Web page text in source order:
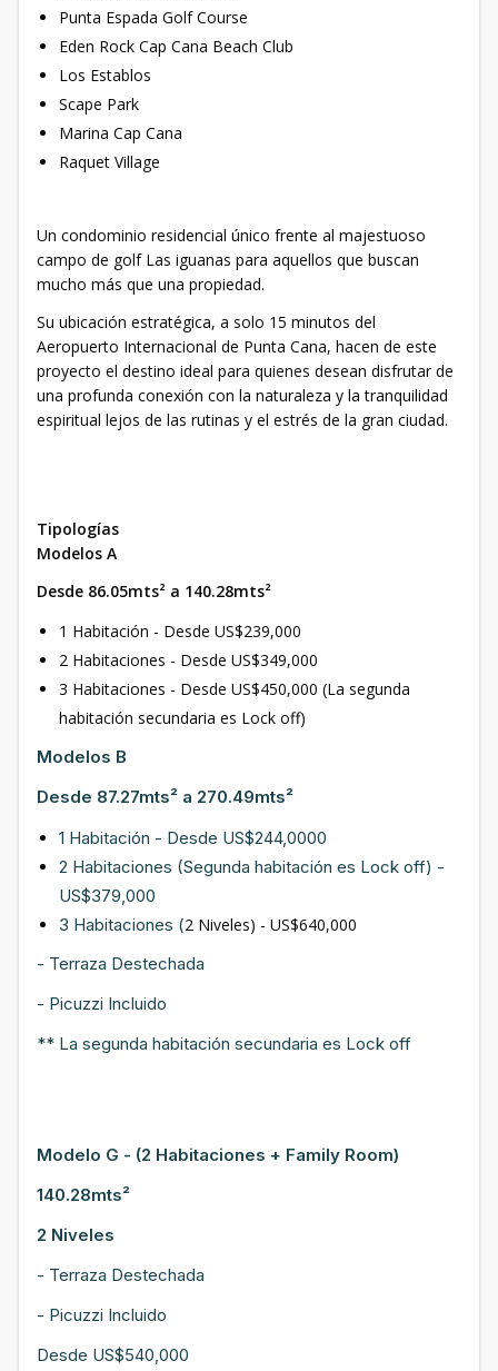
Punta Espada Golf Course
Eden Rock Cap Cana Beach Club
Los Establos
Scape Park
Marina Cap Cana
Raquet Village
Un condominio residencial único frente al majestuoso
campo de golf Las iguanas para aquellos que buscan
mucho más que una propiedad.
Su ubicación estratégica, a solo 15 minutos del
Aeropuerto Internacional de Punta Cana, hacen de este
proyecto el destino ideal para quienes desean disfrutar de
una profunda conexión con la naturaleza y la tranquilidad
espiritual lejos de las rutinas y el estrés de la gran ciudad.
Tipologías
Modelos A
Desde 86.05mts² a 140.28mts²
1 Habitación - Desde US$239,000
2 Habitaciones - Desde US$349,000
3 Habitaciones - Desde US$450,000 (La segunda
habitación secundaria es Lock off)
Modelos B
Desde 87.27mts² a 270.49mts²
1 Habitación - Desde US$244,0000
2 Habitaciones (Segunda habitación es Lock off) -
US$379,000
3 Habitaciones (2 Niveles) - US$640,000
- Terraza Destechada
- Picuzzi Incluido
** La segunda habitación secundaria es Lock off
Modelo G - (2 Habitaciones + Family Room)
140.28mts²
2 Niveles
- Terraza Destechada
- Picuzzi Incluido
Desde US$540,000